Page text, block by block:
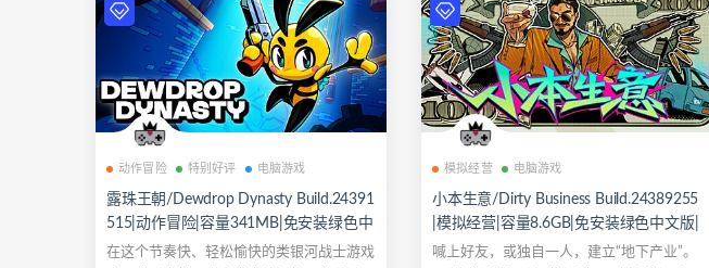
动作冒险 特别好评 电脑游戏
露珠王朝/Dewdrop Dynasty Build.24391
515|动作冒险|容量341MB|免安装绿色中
文版|支持键盘.鼠标.手柄
在这个节奏快、轻松愉快的类银河战士游戏
模拟经营 电脑游戏
小本生意/Dirty Business Build.24389255
|模拟经营|容量8.6GB|免安装绿色中文版|
支持键盘.鼠标.手柄
喊上好友，或独自一人，建立“地下产业”。